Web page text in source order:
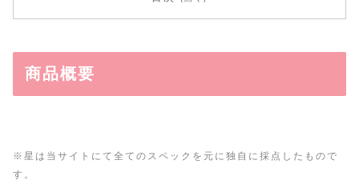
商品概要
※星は当サイトにて全てのスペックを元に独自に採点したもので
す。